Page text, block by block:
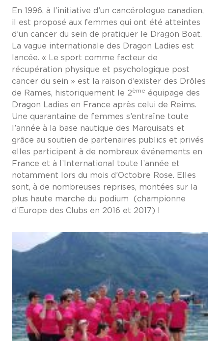
En 1996, à l’initiative d’un cancérologue canadien,
il est proposé aux femmes qui ont été atteintes
d’un cancer du sein de pratiquer le Dragon Boat.
La vague internationale des Dragon Ladies est
lancée. « Le sport comme facteur de
récupération physique et psychologique post
cancer du sein » est la raison d’exister des Drôles
de Rames, historiquement le 2ème équipage des
Dragon Ladies en France après celui de Reims.
Une quarantaine de femmes s’entraîne toute
l’année à la base nautique des Marquisats et
grâce au soutien de partenaires publics et privés
elles participent à de nombreux événements en
France et à l’International toute l’année et
notamment lors du mois d’Octobre Rose. Elles
sont, à de nombreuses reprises, montées sur la
plus haute marche du podium (championne
d’Europe des Clubs en 2016 et 2017) !